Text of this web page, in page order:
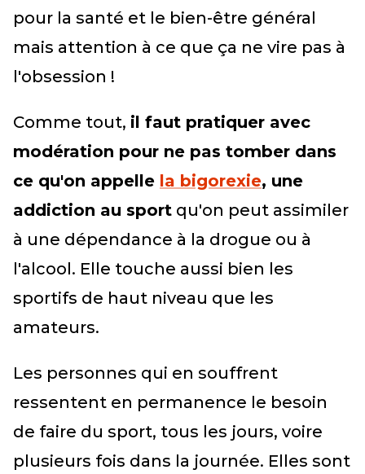
pour la santé et le bien-être général
mais attention à ce que ça ne vire pas à
l'obsession !
Comme tout, il faut pratiquer avec
modération pour ne pas tomber dans
ce qu'on appelle la bigorexie, une
addiction au sport qu'on peut assimiler
à une dépendance à la drogue ou à
l'alcool. Elle touche aussi bien les
sportifs de haut niveau que les
amateurs.
Les personnes qui en souffrent
ressentent en permanence le besoin
de faire du sport, tous les jours, voire
plusieurs fois dans la journée. Elles sont